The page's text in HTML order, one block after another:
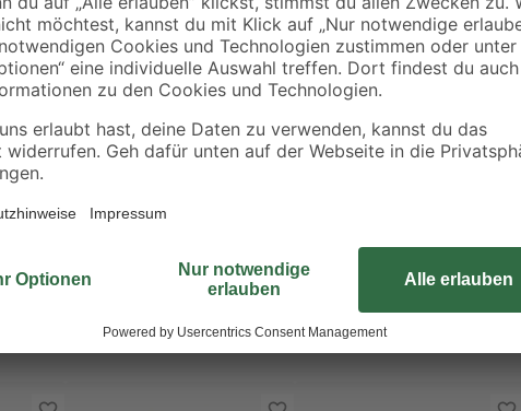
BEI VERSCHLUCKEN: Sofort GIFTINFORMATIONSZENTRUM/